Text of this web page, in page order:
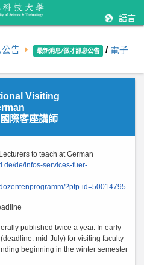
語言
告 最新消息/徵才訊息公告 / 電子
Visiting
際客座講師
to teach at German
de/infos-services-fuer-
?pfp-id=50014795
published twice a year. In early
mid-July) for visiting faculty
beginning in the winter semester